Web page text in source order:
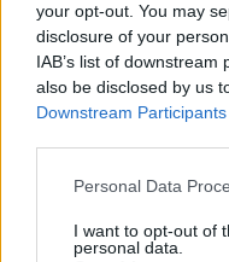
your opt-out. You may
disclosure of your
IAB’s list of
also be disclosed by us
Downstream Participants
Personal Data
I want to opt-out of
personal data.